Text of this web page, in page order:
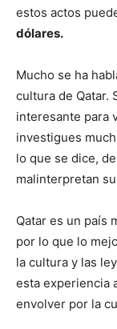
estos actos
dólares.
Mucho se ha
cultura de Qatar.
interesante para
investigues
lo que se dice,
malinterpretan
Qatar es un país
por lo que lo
la cultura y las
esta experiencia
envolver por la